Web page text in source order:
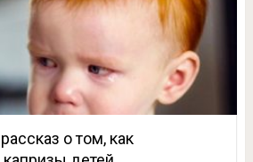
о том, как